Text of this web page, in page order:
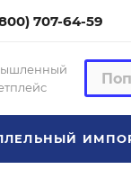
707-64-59